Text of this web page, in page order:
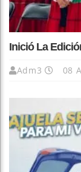
Inició La
Adm3 08